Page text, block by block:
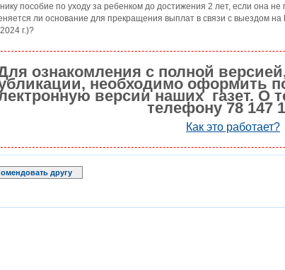
пособие по уходу за ребенком до достижения 2 лет, если она
ли основание для прекращения выплат в связи с выездом
г.)?
ознакомления с полной
необходимо оформить
версии наших газет. О
телефону 78 147
Как это работает?
другу